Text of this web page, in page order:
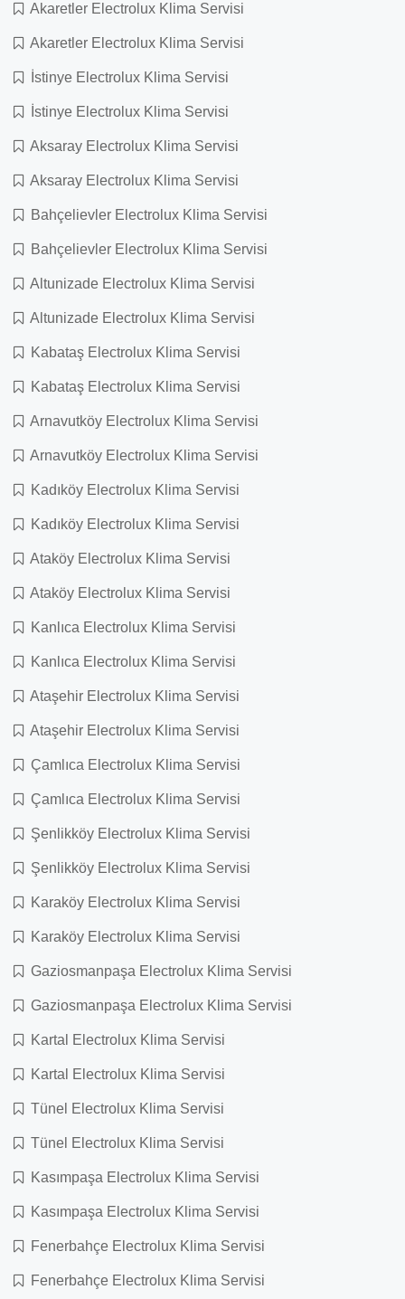
Akaretler Electrolux Klima Servisi
Akaretler Electrolux Klima Servisi
İstinye Electrolux Klima Servisi
İstinye Electrolux Klima Servisi
Aksaray Electrolux Klima Servisi
Aksaray Electrolux Klima Servisi
Bahçelievler Electrolux Klima Servisi
Bahçelievler Electrolux Klima Servisi
Altunizade Electrolux Klima Servisi
Altunizade Electrolux Klima Servisi
Kabataş Electrolux Klima Servisi
Kabataş Electrolux Klima Servisi
Arnavutköy Electrolux Klima Servisi
Arnavutköy Electrolux Klima Servisi
Kadıköy Electrolux Klima Servisi
Kadıköy Electrolux Klima Servisi
Ataköy Electrolux Klima Servisi
Ataköy Electrolux Klima Servisi
Kanlıca Electrolux Klima Servisi
Kanlıca Electrolux Klima Servisi
Ataşehir Electrolux Klima Servisi
Ataşehir Electrolux Klima Servisi
Çamlıca Electrolux Klima Servisi
Çamlıca Electrolux Klima Servisi
Şenlikköy Electrolux Klima Servisi
Şenlikköy Electrolux Klima Servisi
Karaköy Electrolux Klima Servisi
Karaköy Electrolux Klima Servisi
Gaziosmanpaşa Electrolux Klima Servisi
Gaziosmanpaşa Electrolux Klima Servisi
Kartal Electrolux Klima Servisi
Kartal Electrolux Klima Servisi
Tünel Electrolux Klima Servisi
Tünel Electrolux Klima Servisi
Kasımpaşa Electrolux Klima Servisi
Kasımpaşa Electrolux Klima Servisi
Fenerbahçe Electrolux Klima Servisi
Fenerbahçe Electrolux Klima Servisi